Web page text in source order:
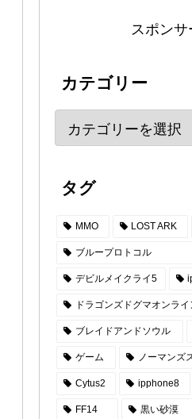
スポンサ
カテゴリー
タグ
MMO LOST ARK
ブループロトコル
デビルメイクライ5
ドラゴンズドグマオンライ
ブレイドアンドソウル
ゲーム ノーマンズ
Cytus2 ipphone8
FF14 黒い砂漠